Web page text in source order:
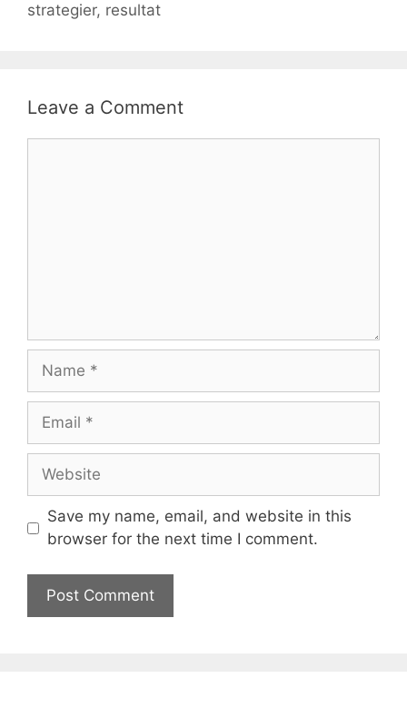
strategier, resultat
Leave a Comment
Name
Email
Website
Save my name, email, and website in this
browser for the next time I comment.